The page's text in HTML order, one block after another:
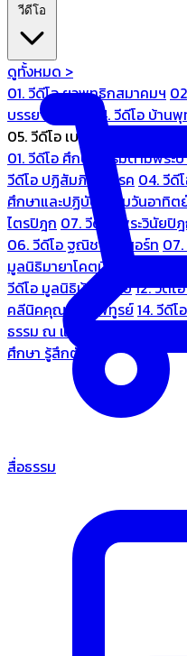
วีดีโอ
ดูทั้งหมด >
01. วีดีโอ ยุวพุทธิกสมาคมฯ
บรรยายทั่วไป
04. วีดีโอ บ้า
05. วีดีโอ เบนซ์ทองหล่อ
01. วีดีโอ ศึกษาธรรมตามพระ
วีดีโอ ปฏิสัมภิทามรรค 04. วีดี
ศึกษาและปฏิบัติธรรมวันอาทิต
ไตรปิฎก 07. วีดีโอ พระวินัยปิ
06. วีดีโอ ฐณิชาฌ์รีสอร์ท
มูลนิธิมายาโคตมี
วีดีโอ มูลนิธิบ้านอารีย์12. วีดี
คลีนิคคุณหมอไพทูรย์14. วีดี
ธรรม ณ แดนพุทธภูมิ
ศึกษา รู้สึกตัว
สื่อธรรม